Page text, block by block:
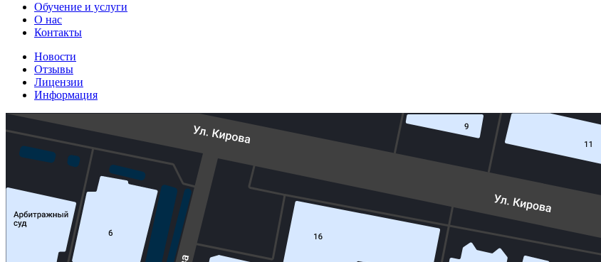
Обучение и услуги
О нас
Контакты
Новости
Отзывы
Лицензии
Информация